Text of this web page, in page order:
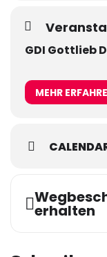
GDI Gottlieb
MEHR
erhalten